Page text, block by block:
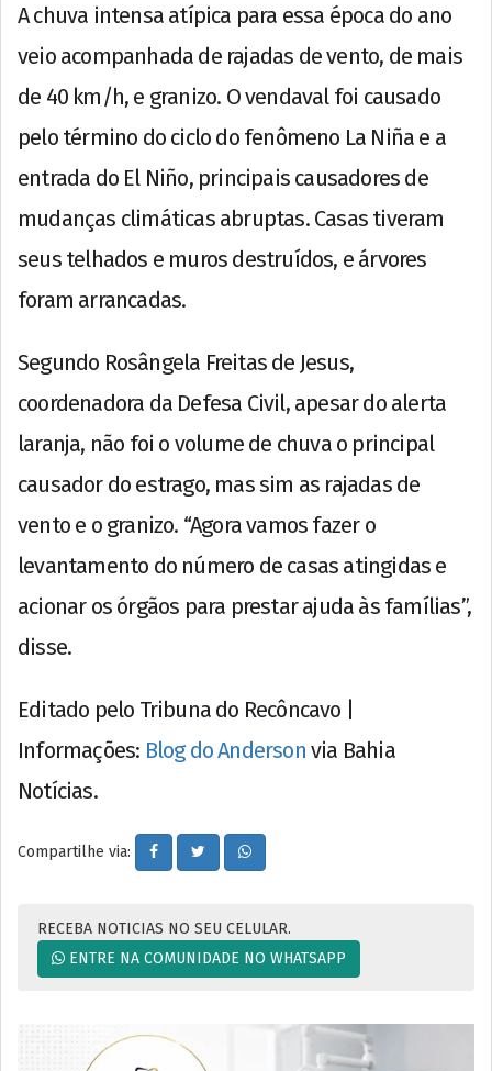
A chuva intensa atípica para essa época do ano
veio acompanhada de rajadas de vento, de mais
de 40 km/h, e granizo. O vendaval foi causado
pelo término do ciclo do fenômeno La Niña e a
entrada do El Niño, principais causadores de
mudanças climáticas abruptas. Casas tiveram
seus telhados e muros destruídos, e árvores
foram arrancadas.
Segundo Rosângela Freitas de Jesus,
coordenadora da Defesa Civil, apesar do alerta
laranja, não foi o volume de chuva o principal
causador do estrago, mas sim as rajadas de
vento e o granizo. “Agora vamos fazer o
levantamento do número de casas atingidas e
acionar os órgãos para prestar ajuda às famílias”,
disse.
Editado pelo Tribuna do Recôncavo |
Informações: Blog do Anderson via Bahia
Notícias.
Compartilhe via:
RECEBA NOTICIAS NO SEU CELULAR.
ENTRE NA COMUNIDADE NO WHATSAPP